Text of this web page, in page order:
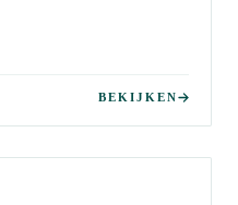
BEKIJKEN